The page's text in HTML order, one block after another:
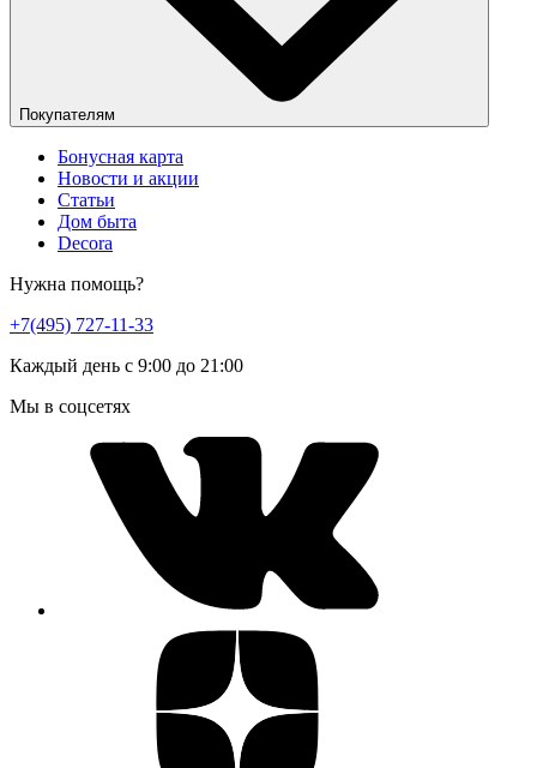
Покупателям
Бонусная карта
Новости и акции
Статьи
Дом быта
Decora
Нужна помощь?
+7(495) 727-11-33
Каждый день с 9:00 до 21:00
Мы в соцсетях